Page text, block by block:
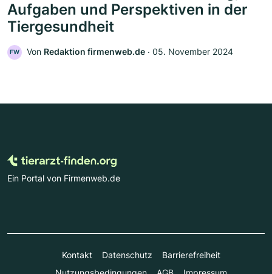
Aufgaben und Perspektiven in der
Tiergesundheit
FW Von Redaktion firmenweb.de ‧ 05. November 2024
Ein Portal von Firmenweb.de
Kontakt Datenschutz
Barrierefreiheit